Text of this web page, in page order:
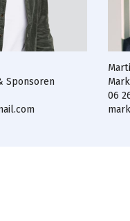
Sponsoren
06